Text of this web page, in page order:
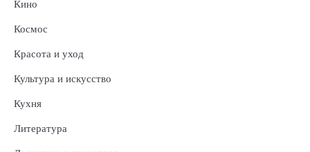
Кино
Космос
Красота и уход
Культура и искусство
Кухня
Литература